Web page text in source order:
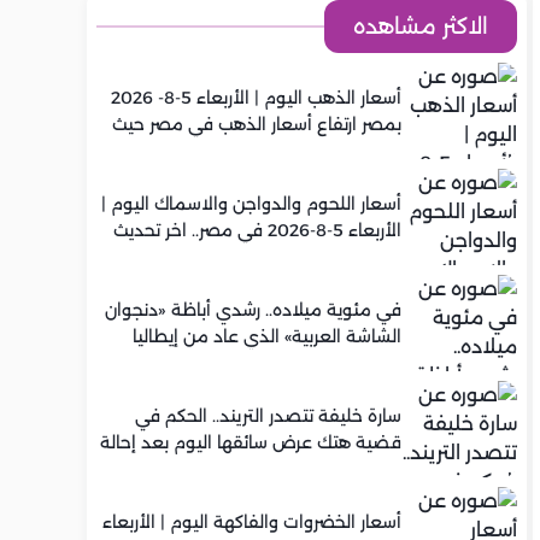
الاكثر مشاهده
أسعار الذهب اليوم | الأربعاء 5-8- 2026
بمصر ارتفاع أسعار الذهب في مصر حيث
أسعار اللحوم والدواجن والاسماك اليوم |
الأربعاء 5-8-2026 في مصر.. اخر تحديث
في مئوية ميلاده.. رشدي أباظة «دنجوان
الشاشة العربية» الذي عاد من إيطاليا
سارة خليفة تتصدر التريند.. الحكم في
قضية هتك عرض سائقها اليوم بعد إحالة
أسعار الخضروات والفاكهة اليوم | الأربعاء